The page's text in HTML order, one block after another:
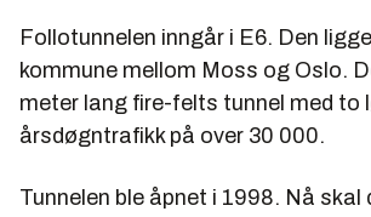
Follotunnelen inngår i E6. Den
kommune mellom Moss og Oslo.
meter lang fire-felts tunnel med to
årsdøgntrafikk på over 30 000.
Tunnelen ble åpnet i 1998. Nå skal